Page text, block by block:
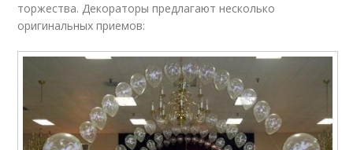
торжества. Декораторы предлагают несколько
оригинальных приемов: